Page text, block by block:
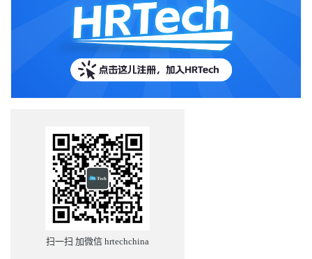
扫一扫 加微信 hrtechchina